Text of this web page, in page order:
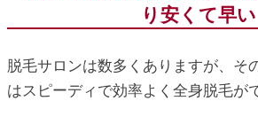
り安くて早い
脱毛サロンは数多くありますが、そ
はスピーディで効率よく全身脱毛が